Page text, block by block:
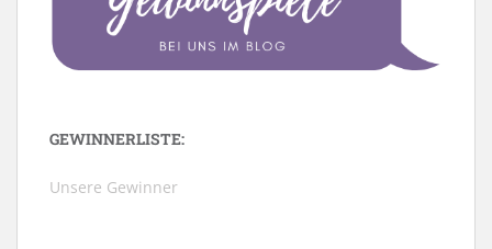
GEWINNERLISTE:
Unsere Gewinner